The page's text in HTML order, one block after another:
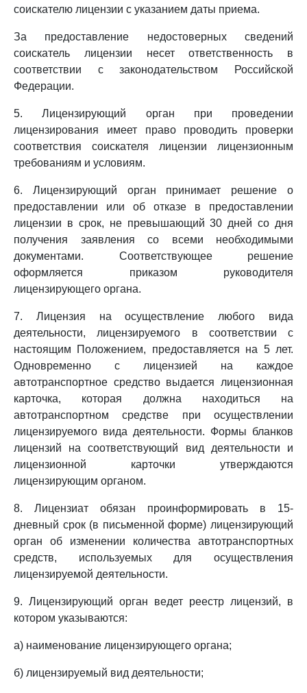
соискателю лицензии с указанием даты приема.
За предоставление недостоверных сведений
соискатель лицензии несет ответственность в
соответствии с законодательством Российской
Федерации.
5. Лицензирующий орган при проведении
лицензирования имеет право проводить проверки
соответствия соискателя лицензии лицензионным
требованиям и условиям.
6. Лицензирующий орган принимает решение о
предоставлении или об отказе в предоставлении
лицензии в срок, не превышающий 30 дней со дня
получения заявления со всеми необходимыми
документами. Соответствующее решение
оформляется приказом руководителя
лицензирующего органа.
7. Лицензия на осуществление любого вида
деятельности, лицензируемого в соответствии с
настоящим Положением, предоставляется на 5 лет.
Одновременно с лицензией на каждое
автотранспортное средство выдается лицензионная
карточка, которая должна находиться на
автотранспортном средстве при осуществлении
лицензируемого вида деятельности. Формы бланков
лицензий на соответствующий вид деятельности и
лицензионной карточки утверждаются
лицензирующим органом.
8. Лицензиат обязан проинформировать в 15-
дневный срок (в письменной форме) лицензирующий
орган об изменении количества автотранспортных
средств, используемых для осуществления
лицензируемой деятельности.
9. Лицензирующий орган ведет реестр лицензий, в
котором указываются:
а) наименование лицензирующего органа;
б) лицензируемый вид деятельности;